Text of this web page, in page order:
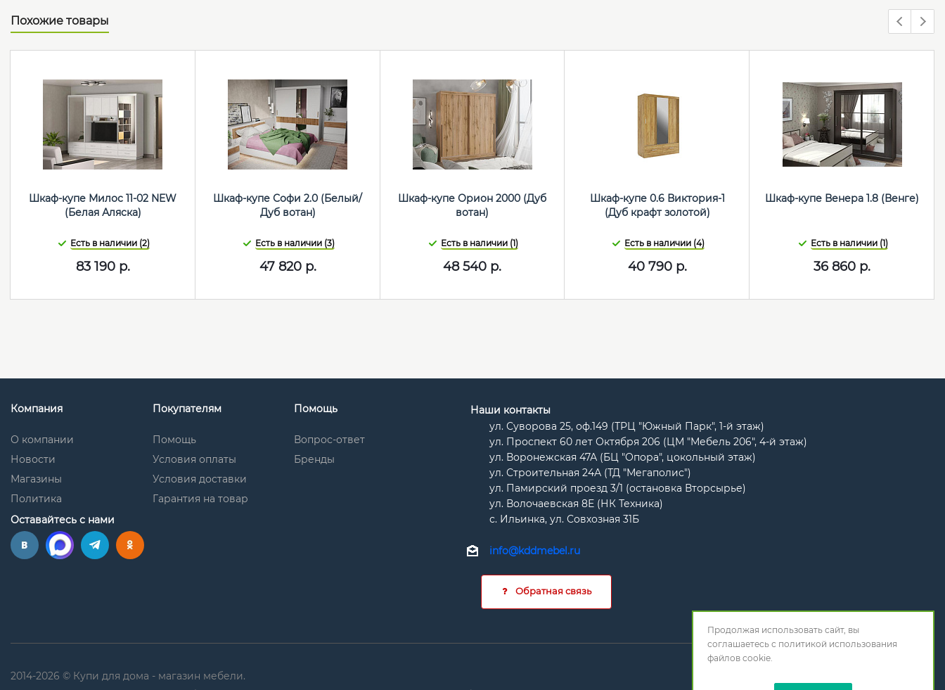
Похожие товары
Шкаф-купе Милос 11-02 NEW
(Белая Аляска)
Есть в наличии (2)
83 190р.
Шкаф-купе Софи 2.0 (Белый/
Дуб вотан)
Есть в наличии (3)
47 820р.
Шкаф-купе Орион 2000 (Дуб
вотан)
Есть в наличии (1)
48 540 р.
Шкаф-купе 0.6 Виктория-1
(Дуб крафт золотой)
Есть в наличии (4)
40 790р.
Шкаф-купе Венера 1.8 (Венге)
Есть в наличии (1)
36 860 р.
Компания
О компании
Новости
Магазины
Политика
Покупателям
Помощь
Условия оплаты
Условия доставки
Гарантия на товар
Помощь
Вопрос-ответ
Бренды
Оставайтесь с нами
Наши контакты
ул. Суворова 25, оф.149 (ТРЦ "Южный Парк", 1-й этаж)
ул. Проспект 60 лет Октября 206 (ЦМ "Мебель 206", 4-й этаж)
ул. Воронежская 47А (БЦ "Опора", цокольный этаж)
ул. Строительная 24А (ТД "Мегаполис")
ул. Памирский проезд 3/1 (остановка Вторсырье)
ул. Волочаевская 8Е (НК Техника)
с. Ильинка, ул. Совхозная 31Б
info@kddmebel.ru
Обратная связь
2014-2026 © Купи для дома - магазин мебели.
Продолжая использовать сайт, вы
соглашаетесь с политикой использования
файлов cookie.